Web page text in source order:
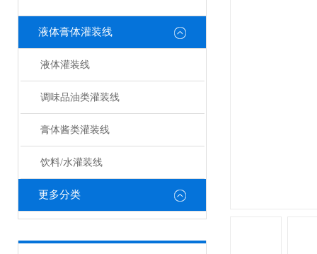
液体膏体灌装线
液体灌装线
调味品油类灌装线
膏体酱类灌装线
饮料/水灌装线
更多分类